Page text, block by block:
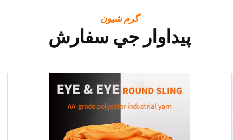
گرم شيون
پيداوار جي سفارش